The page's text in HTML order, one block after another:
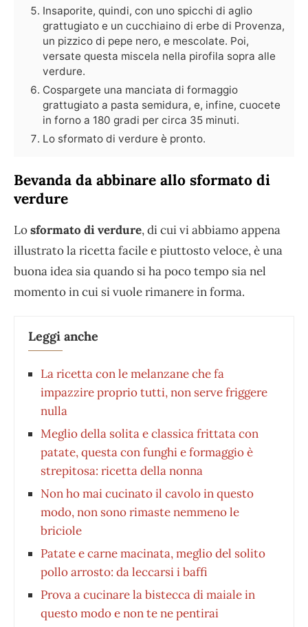
Insaporite, quindi, con uno spicchi di aglio
grattugiato e un cucchiaino di erbe di Provenza,
un pizzico di pepe nero, e mescolate. Poi,
versate questa miscela nella pirofila sopra alle
verdure.
Cospargete una manciata di formaggio
grattugiato a pasta semidura, e, infine, cuocete
in forno a 180 gradi per circa 35 minuti.
Lo sformato di verdure è pronto.
Bevanda da abbinare allo sformato di
verdure
Losformato di verdure, di cui vi abbiamo appena
illustrato la ricetta facile e piuttosto veloce, è una
buona idea sia quando si ha poco tempo sia nel
momento in cui si vuole rimanere in forma.
Leggi anche
La ricetta con le melanzane che fa
impazzire proprio tutti, non serve friggere
nulla
Meglio della solita e classica frittata con
patate, questa con funghi e formaggio è
strepitosa: ricetta della nonna
Non ho mai cucinato il cavolo in questo
modo, non sono rimaste nemmeno le
briciole
Patate e carne macinata, meglio del solito
pollo arrosto: da leccarsi i baffi
Prova a cucinare la bistecca di maiale in
questo modo e non te ne pentirai